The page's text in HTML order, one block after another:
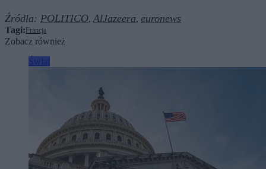
Źródła: POLITICO, AlJazeera, euronews
Tagi: Francja
Zobacz również